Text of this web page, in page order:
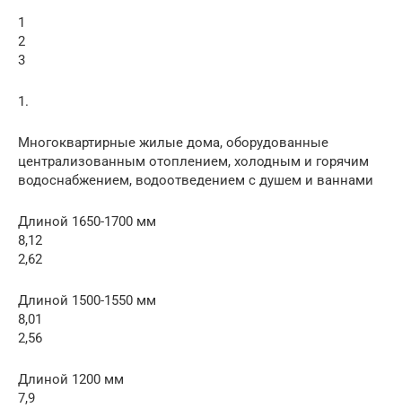
1
2
3
1.
Многоквартирные жилые дома, оборудованные
централизованным отоплением, холодным и горячим
водоснабжением, водоотведением с душем и ваннами
Длиной 1650-1700 мм
8,12
2,62
Длиной 1500-1550 мм
8,01
2,56
Длиной 1200 мм
7,9